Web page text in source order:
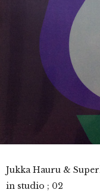
Jukka Hauru &
in studio ; 02